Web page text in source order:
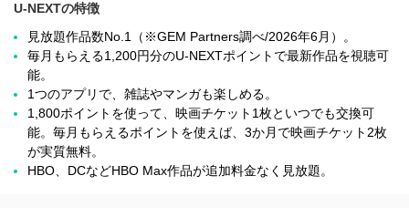
U-NEXTの特徴
見放題作品数No.1（※GEM Partners調べ/2026年6⽉）。
毎月もらえる1,200円分のU-NEXTポイントで最新作品を視聴可
能。
1つのアプリで、雑誌やマンガも楽しめる。
1,800ポイントを使って、映画チケット1枚といつでも交換可
能。毎月もらえるポイントを使えば、3か月で映画チケット2枚
が実質無料。
HBO、DCなどHBO Max作品が追加料金なく見放題。